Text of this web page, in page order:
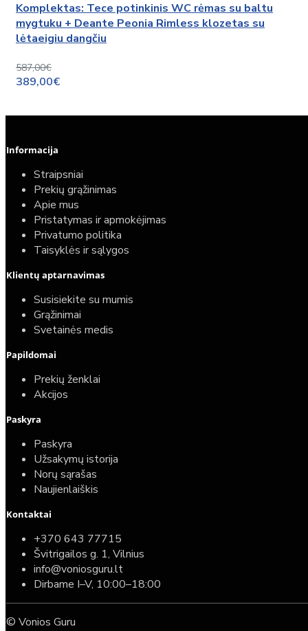
Komplektas: Tece potinkinis WC rėmas su baltu
mygtuku + Deante Peonia Rimless klozetas su
lėtaeigiu dangčiu
587,00€
389,00€
Informacija
Straipsniai
Prekių grąžinimas
Apie mus
Pristatymas ir apmokėjimas
Privatumo politika
Taisyklės ir sąlygos
Klientų aptarnavimas
Susisiekite su mumis
Grąžinimai
Svetainės medis
Papildomai
Prekių ženklai
Akcijos
Paskyra
Paskyra
Užsakymų istorija
Norų sąrašas
Naujienlaiškis
Kontaktai
+370 643 77715
Švitrigailos g. 1, Vilnius
info@voniosguru.lt
Dirbame I–V, 10:00–18:00
© Vonios Guru